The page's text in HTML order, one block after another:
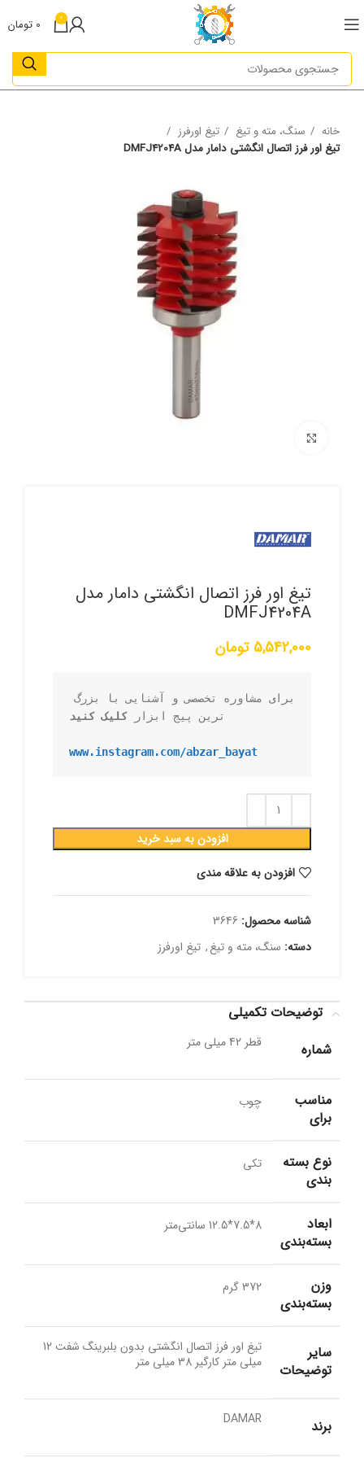
0
0 تومان
خانه سنگ، مته و تیغ
تیغ اورفرز
تیغ اور فرز اتصال انگشتی دامار مدل DMFJ4204A
تیغ اور فرز اتصال انگشتی دامار مدل
DMFJ4204A
5,542,000 تومان
ترین پیج ابزار کلیک کنید
www.instagram.com/abzar_bayat
افزودن به سبد خرید
افزودن به علاقه مندی
شناسه محصول: 3646
دسته: سنگ، مته و تیغ, تیغ اورفرز
توضیحات تکمیلی
شماره
قطر 42 میلی متر
مناسب
برای
چوب
نوع بسته
بندی
تکی
ابعاد
بسته‌بندی
8*7.5*12.5 سانتی‌متر
وزن
بسته‌بندی
372 گرم
سایر
توضیحات
تیغ اور فرز اتصال انگشتی بدون بلبرینگ شفت 12
میلی متر کارگیر 38 میلی متر
برند DAMAR